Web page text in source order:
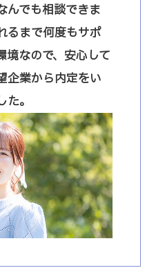
んでも相談できま
るまで何度もサポ
境なので、安心して
企業から内定をい
。